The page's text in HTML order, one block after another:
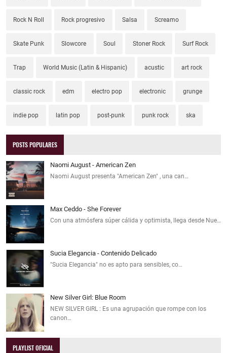
Rock N Roll Rock progresivo Salsa Screamo
Skate Punk Slowcore Soul Stoner Rock Surf Rock
Trap World Music (Latin & Hispanic) acustic art rock
classic rock edm electro pop electronic grunge
indie pop latin pop post-punk punk rock ska
POSTS POPULARES
Naomi August - American Zen
Naomi August presenta "American Zen" , una can…
Max Ceddo - She Forever
Con una atmósfera súper cálida y optimista, llega desde Nue…
Sucia Elegancia - Contenido Delicado
"Sucia Elegancia" no es apto para sensibles, co…
New Silver Girl: Blue Room
NEW SILVER GIRL : Es una agrupación que rompe con los
canon…
PLAYLIST OFICIAL